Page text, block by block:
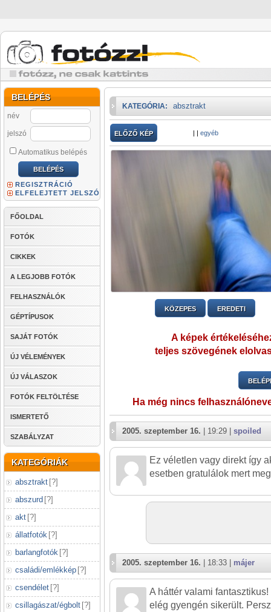
BELÉPÉS
név
jelszó
Automatikus belépés
REGISZTRÁCIÓ
ELFELEJTETT JELSZÓ
FŐOLDAL
FOTÓK
CIKKEK
A LEGJOBB FOTÓK
FELHASZNÁLÓK
GÉPTÍPUSOK
SAJÁT FOTÓK
ÚJ VÉLEMÉNYEK
ÚJ VÁLASZOK
FOTÓK FELTÖLTÉSE
ISMERTETŐ
SZABÁLYZAT
KATEGÓRIÁK
absztrakt [?]
abszurd [?]
akt [?]
állatfotók [?]
barlangfotók [?]
családi/emlékkép [?]
csendélet [?]
csillagászat/égbolt [?]
KATEGÓRIA: absztrakt
ELŐZŐ KÉP | | egyéb
KÖZEPES EREDETI
A képek
teljes szövegének
Ha még nincs
2005. szeptember 16. | 19:29 | spoiled
Ez véletlen vagy direkt így
esetben gratulálok mert
2005. szeptember 16. | 18:33 | májer
A háttér valami
elég gyengén sikerült.